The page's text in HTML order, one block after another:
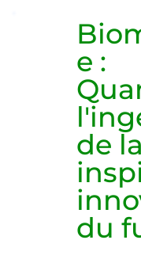
e :
de
du